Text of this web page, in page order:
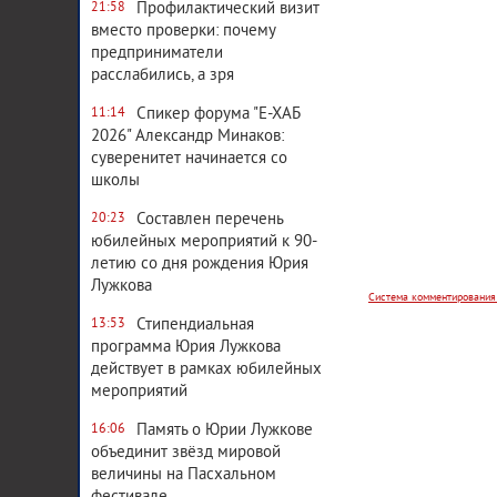
21:58
Профилактический визит
вместо проверки: почему
предприниматели
расслабились, а зря
11:14
Спикер форума "Е-ХАБ
2026" Александр Минаков:
суверенитет начинается со
школы
20:23
Составлен перечень
юбилейных мероприятий к 90-
летию со дня рождения Юрия
Лужкова
13:53
Стипендиальная
программа Юрия Лужкова
действует в рамках юбилейных
мероприятий
16:06
Память о Юрии Лужкове
объединит звёзд мировой
величины на Пасхальном